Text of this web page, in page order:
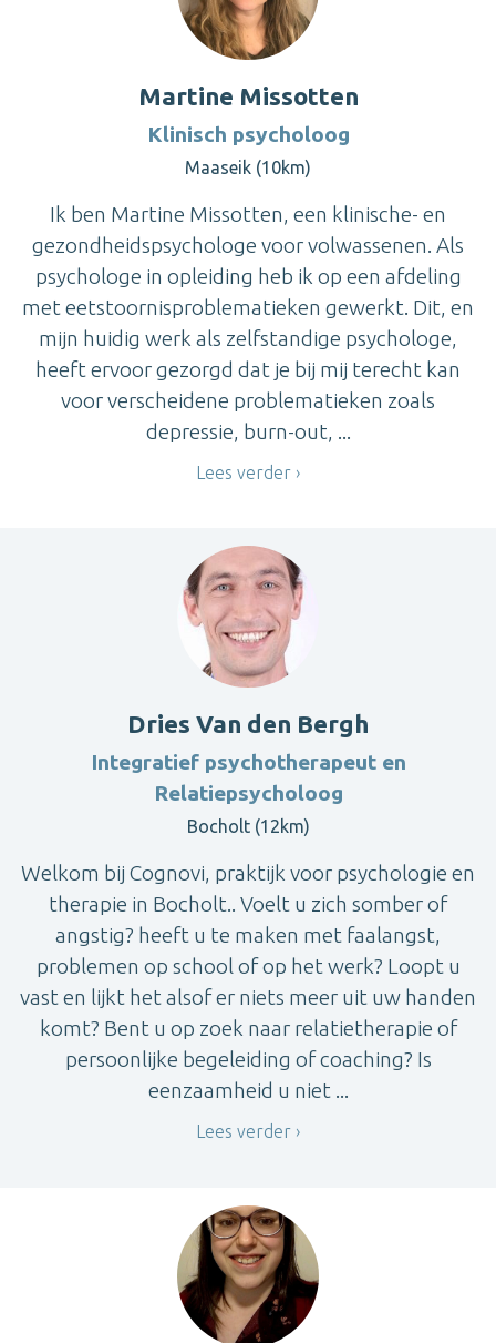
Martine Missotten
Klinisch psycholoog
Maaseik (10km)
Ik ben Martine Missotten, een klinische- en
gezondheidspsychologe voor volwassenen. Als
psychologe in opleiding heb ik op een afdeling
met eetstoornisproblematieken gewerkt. Dit, en
mijn huidig werk als zelfstandige psychologe,
heeft ervoor gezorgd dat je bij mij terecht kan
voor verscheidene problematieken zoals
depressie, burn-out, ...
Lees verder
Dries Van den Bergh
Integratief psychotherapeut en
Relatiepsycholoog
Bocholt (12km)
Welkom bij Cognovi, praktijk voor psychologie en
therapie in Bocholt.. Voelt u zich somber of
angstig? heeft u te maken met faalangst,
problemen op school of op het werk? Loopt u
vast en lijkt het alsof er niets meer uit uw handen
komt? Bent u op zoek naar relatietherapie of
persoonlijke begeleiding of coaching? Is
eenzaamheid u niet ...
Lees verder